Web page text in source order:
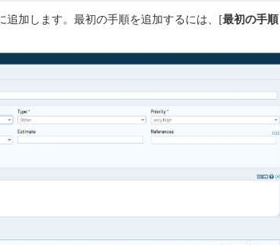
追加します。最初の手順を追加するには、[最初の手順